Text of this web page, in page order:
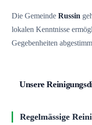
Die Gemeinde Russin
lokalen Kenntnisse
Gegebenheiten
Unsere
Regelmässige